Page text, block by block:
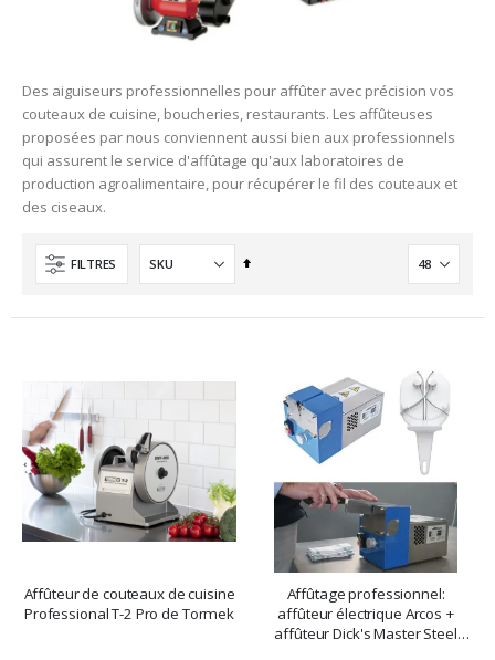
Des aiguiseurs professionnelles pour affûter avec précision vos
couteaux de cuisine, boucheries, restaurants. Les affûteuses
proposées par nous conviennent aussi bien aux professionnels
qui assurent le service d'affûtage qu'aux laboratoires de
production agroalimentaire, pour récupérer le fil des couteaux et
des ciseaux.
FILTRES
Ordre
Affûteur de couteaux de cuisine
Professional T-2 Pro de Tormek
Affûtage professionnel:
affûteur électrique Arcos +
affûteur Dick's Master Steel